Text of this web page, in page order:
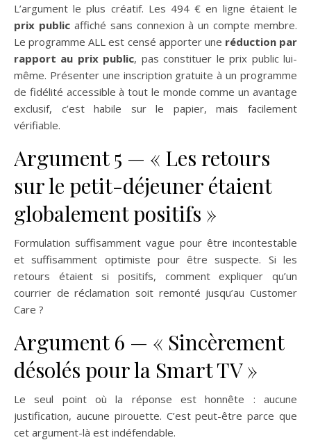
L’argument le plus créatif. Les 494 € en ligne étaient le
prix publicaffiché sans connexion à un compte membre.
Le programme ALL est censé apporter une réduction par
rapport au prix public, pas constituer le prix public lui-
même. Présenter une inscription gratuite à un programme
de fidélité accessible à tout le monde comme un avantage
exclusif, c’est habile sur le papier, mais facilement
vérifiable.
Argument 5 — « Les retours
sur le petit-déjeuner étaient
globalement positifs »
Formulation suffisamment vague pour être incontestable
et suffisamment optimiste pour être suspecte. Si les
retours étaient si positifs, comment expliquer qu’un
courrier de réclamation soit remonté jusqu’au Customer
Care ?
Argument 6 — « Sincèrement
désolés pour la Smart TV »
Le seul point où la réponse est honnête : aucune
justification, aucune pirouette. C’est peut-être parce que
cet argument-là est indéfendable.